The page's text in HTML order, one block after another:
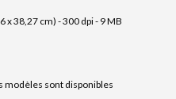
x 38,27 cm) - 300 dpi - 9 MB
modèles sont disponibles